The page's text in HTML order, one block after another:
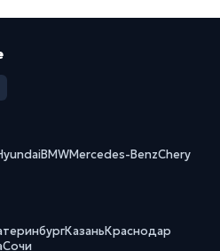
BMWMercedes-BenzChery
КазаньКраснодар
Сочи